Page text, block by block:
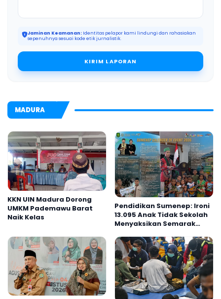
Jaminan Keamanan: Identitas pelapor kami lindungi dan rahasiakan
sepenuhnya sesuai kode etik jurnalistik.
KIRIM LAPORAN
MADURA
KKN UIN Madura Dorong
UMKM Pademawu Barat
Naik Kelas
Pendidikan Sumenep: Ironi
13.095 Anak Tidak Sekolah
Menyaksikan Semarak
2026